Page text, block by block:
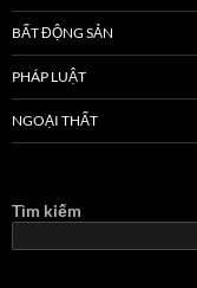
BẤT ĐỘNG SẢN
PHÁP LUẬT
NGOẠI THẤT
Tìm kiếm